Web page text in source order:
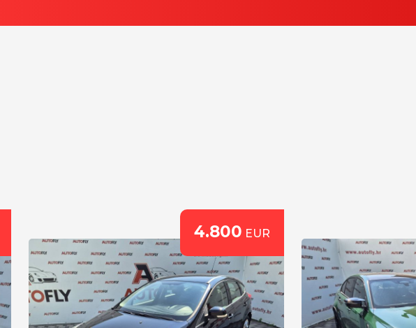
4.800 EUR